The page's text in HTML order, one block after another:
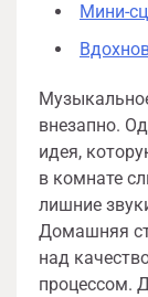
Мини-
внезапно.
идея,
в комнате
лишние
Домашняя
над
процессом.